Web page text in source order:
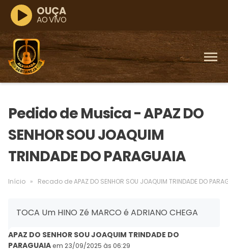
OUÇA
AO VIVO
Pedido de Musica - APAZ DO
SENHOR SOU JOAQUIM
TRINDADE DO PARAGUAIA
Início » Recado de APAZ DO SENHOR SOU JOAQUIM TRINDADE DO
TOCA Um HINO Zé MARCO é ADRIANO CHEGA
APAZ DO SENHOR SOU JOAQUIM TRINDADE DO
PARAGUAIAem 23/09/2025 às 06:29